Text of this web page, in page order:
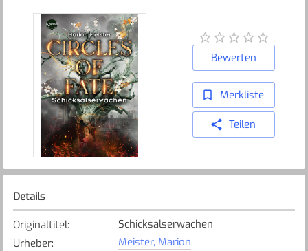
Bewerten
Merkliste
Teilen
Details
Originaltitel:
Schicksalserwachen
Urheber:
Meister, Marion